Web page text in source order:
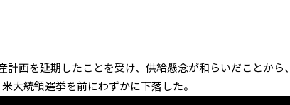
計画を延期したことを受け、供給懸念が和らいだことから、
大統領選挙を前にわずかに下落した。